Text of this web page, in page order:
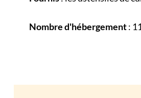
Nombre d'hébergement: